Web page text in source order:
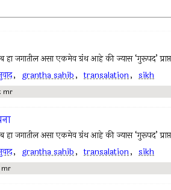
हा जगातील असा एकमेव ग्रंथ आहे की ज्यास ‘गुरूपद’
, grantha sahib, transalation, sikh
mr
हा जगातील असा एकमेव ग्रंथ आहे की ज्यास ‘गुरूपद’
, grantha sahib, transalation, sikh
mr